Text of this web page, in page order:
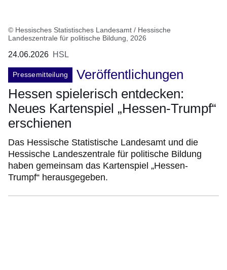
© Hessisches Statistisches Landesamt / Hessische
Landeszentrale für politische Bildung, 2026
24.06.2026 HSL
Pressemitteilung
Veröffentlichungen
Hessen spielerisch entdecken:
Neues Kartenspiel „Hessen-Trumpf“
erschienen
Das Hessische Statistische Landesamt und die
Hessische Landeszentrale für politische Bildung
haben gemeinsam das Kartenspiel „Hessen-
Trumpf“ herausgegeben.